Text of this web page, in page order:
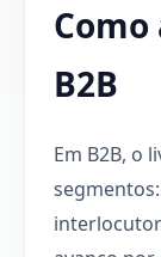
B2B
Em B2B, o